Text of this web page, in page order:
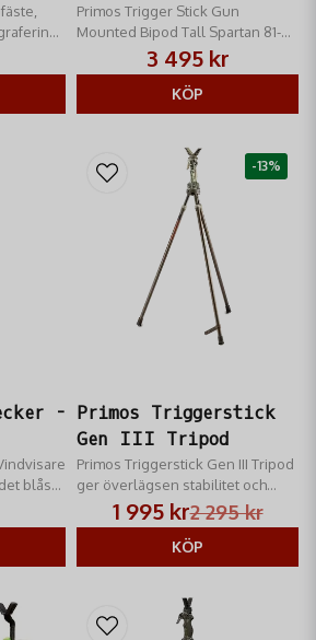
Tall Spartan 81-
165cm
Primos Trigger Stick Gun
Mounted Bipod Tall Spartan 81-
via en adapter som monteras vid
vapnets Picatinny-skena
3 495 kr
KÖP
-
blåser
är
Primos Triggerstick
Gen III Tripod
Primos Triggerstick Gen III Tripod
ger överlägsen stabilitet och
flexibel höjdjustering (61-157 cm)
vinklar man ut benen anpassar
man snabbt stödet från stående
till sittande/knästående position
2 295 kr
1 995 kr
KÖP
-13%